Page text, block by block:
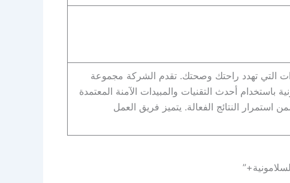
التي تهدد راحتك وصحتك. تقدم الشركة مجموعة
أحدث التقنيات والمبيدات الآمنة المعتمدة
النتائج الفعالة. يتميز فريق العمل